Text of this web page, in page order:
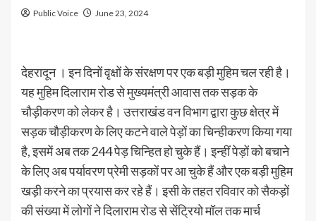
Public Voice June 23, 2024
देहरादून । इन दिनों वृक्षों के संरक्षण पर एक बड़ी मुहिम चल रही है।
यह मुहिम दिलाराम रोड से मुख्यमंत्री आवास तक सड़क के
चौड़ीकरण को लेकर है। उत्तराखंड वन विभाग द्वारा कुछ क्षेत्र में
सड़क चौड़ीकरण के लिए कटने वाले पेड़ों का चिन्हीकरण किया गया
है, इसमें अब तक 244 पेड़ चिन्हित हो चुके हैं। इन्हीं पेड़ों को बचाने
के लिए अब पर्यावरण प्रेमी सड़कों पर आ चुके हैं और एक बड़ी मुहिम
खड़ी करने का प्रयास कर रहे हैं। इसी के तहत रविवार को सैकड़ों
की संख्या में लोगों ने दिलाराम रोड से सेंट्रियो मॉल तक मार्च